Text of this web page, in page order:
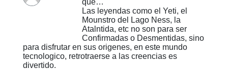
Las leyendas como el Yeti, el
Mounstro del Lago Ness, la
Atalntida, etc no son para ser
Confirmadas o Desmentidas, sino
para disfrutar en sus origenes, en este mundo
tecnologico, retrotraerse a las creencias es
divertido.